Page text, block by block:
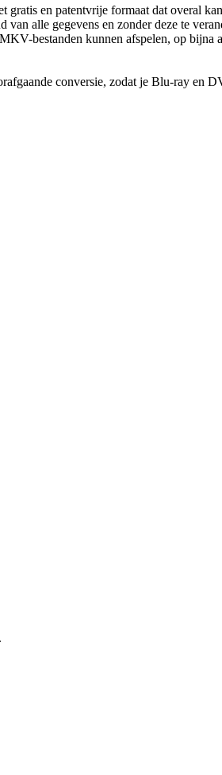
en patentvrije formaat dat overal
alle gegevens en zonder deze te
bestanden kunnen afspelen, op
conversie, zodat je Blu-ray en